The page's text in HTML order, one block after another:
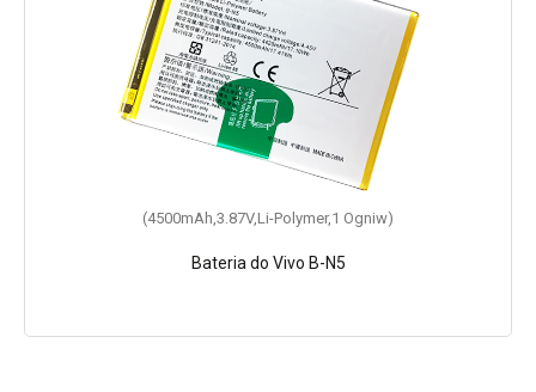
(4500mAh,3.87V,Li-Polymer,1 Ogniw)
Bateria do Vivo B-N5